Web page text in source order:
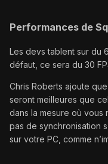
Performances de
Les devs tablent sur du
défaut, ce sera du 30
Chris Roberts ajoute
seront meilleures que
dans la mesure où vous
pas de synchronisation
sur votre PC, comme